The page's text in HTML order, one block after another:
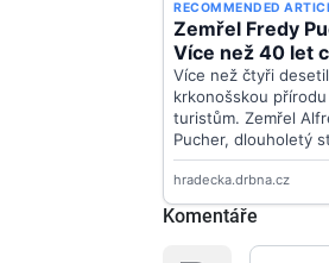
Komentáře